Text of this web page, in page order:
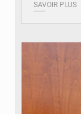
SAVOIR PLUS